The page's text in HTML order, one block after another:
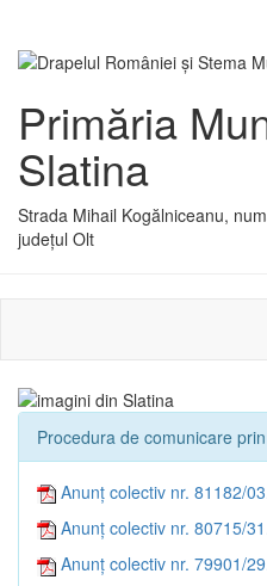
Primăria
Slatina
Strada Mihail Kogălniceanu,
județul Olt
Procedura de comunicare
Anunț colectiv nr. 81182/
Anunț colectiv nr. 80715/
Anunț colectiv nr. 79901/